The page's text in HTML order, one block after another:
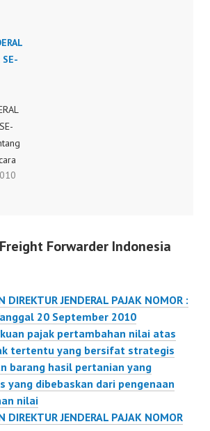
SE-
Forwarder Indonesia
DIREKTUR JENDERAL PAJAK NOMOR :
20 September 2010
pajak pertambahan nilai atas
tertentu yang bersifat strategis
barang hasil pertanian yang
dibebaskan dari pengenaan
nilai
DIREKTUR JENDERAL PAJAK NOMOR